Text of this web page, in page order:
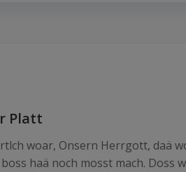
Platt
woar, Onsern Herrgott, daä
haä noch mosst mach. Doss